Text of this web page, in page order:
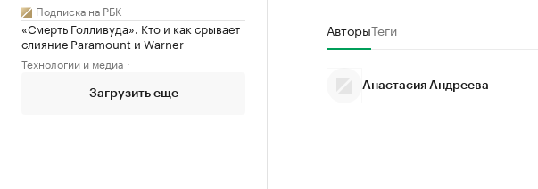
Подписка на РБК
«Смерть Голливуда». Кто и как срывает
слияние Paramount и Warner
Технологии и медиа
Загрузить еще
АвторыТеги
Анастасия Андреева